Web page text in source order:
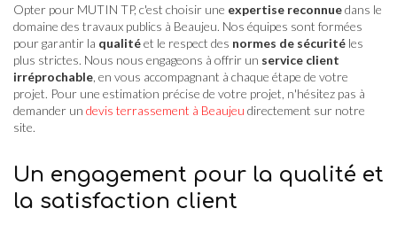
Opter pour MUTIN TP, c'est choisir une expertise reconnuedans le
domaine des travaux publics à Beaujeu. Nos équipes sont formées
pour garantir la qualitéet le respect des normes de sécurité les
plus strictes. Nous nous engageons à offrir un service client
irréprochable , en vous accompagnant à chaque étape de votre
projet. Pour une estimation précise de votre projet, n'hésitez pas à
demander un devis terrassement à Beaujeu directement sur notre
site.
Un engagement pour la qualité et
la satisfaction client